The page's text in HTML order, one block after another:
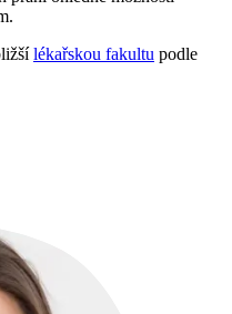
lékařskou fakultu podle